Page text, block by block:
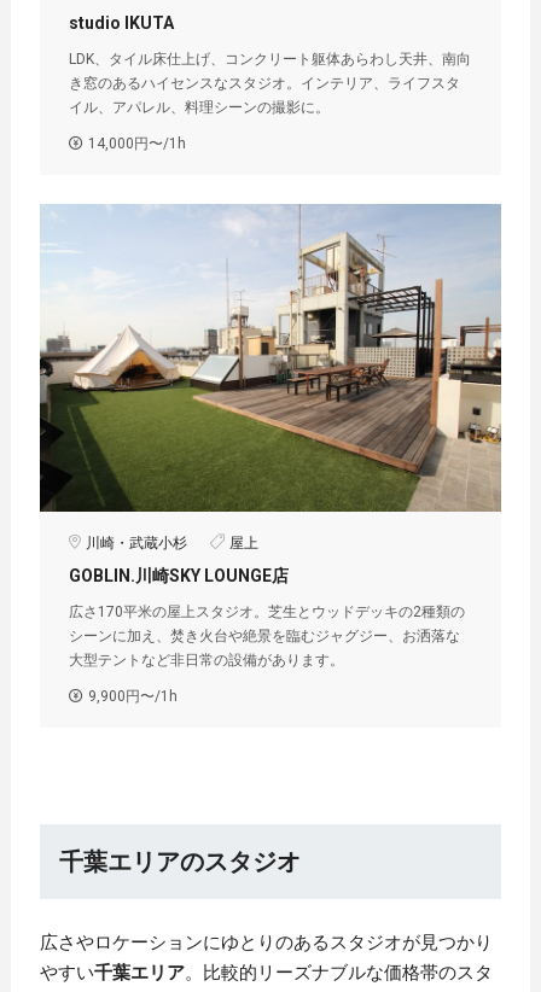
studio IKUTA
LDK、タイル床仕上げ、コンクリート躯体あらわし天井、南向
き窓のあるハイセンスなスタジオ。インテリア、ライフスタ
イル、アパレル、料理シーンの撮影に。
14,000円〜/1h
川崎・武蔵小杉 屋上
GOBLIN.川崎SKY LOUNGE店
広さ170平米の屋上スタジオ。芝生とウッドデッキの2種類の
シーンに加え、焚き火台や絶景を臨むジャグジー、お洒落な
大型テントなど非日常の設備があります。
9,900円〜/1h
千葉エリアのスタジオ
広さやロケーションにゆとりのあるスタジオが見つかり
やすい千葉エリア。比較的リーズナブルな価格帯のスタ